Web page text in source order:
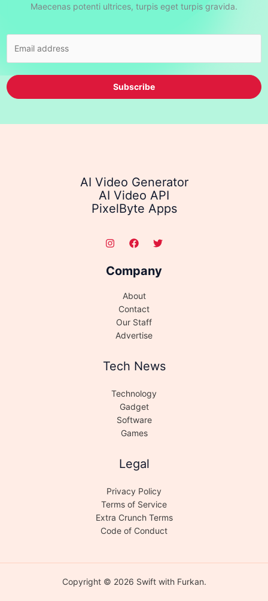
Maecenas potenti ultrices, turpis eget turpis gravida.
Subscribe
AI Video Generator
AI Video API
PixelByte Apps
Company
About
Contact
Our Staff
Advertise
Tech News
Technology
Gadget
Software
Games
Legal
Privacy Policy
Terms of Service
Extra Crunch Terms
Code of Conduct
Copyright © 2026 Swift with Furkan.